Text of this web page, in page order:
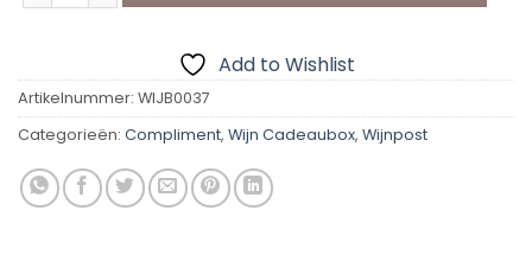
Add to Wishlist
Artikelnummer: WIJB0037
Categorieën: Compliment, Wijn Cadeaubox, Wijnpost